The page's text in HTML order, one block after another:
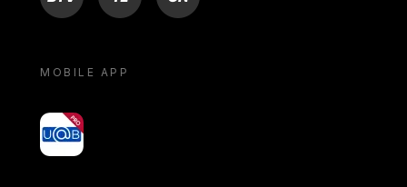
MOBILE APP
yoU@B